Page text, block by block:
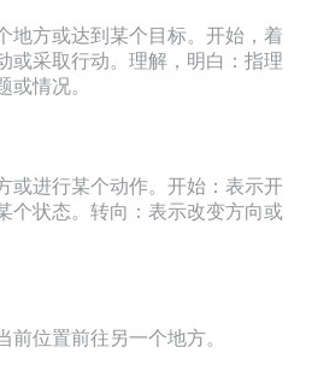
地方或达到某个目标。开始，着
或采取行动。理解，明白：指理
或情况。
或进行某个动作。开始：表示开
个状态。转向：表示改变方向或
前位置前往另一个地方。